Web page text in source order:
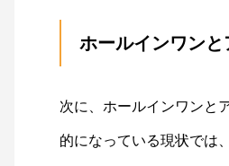
ホールインワンと
次に、ホールインワンと
的になっている現状では